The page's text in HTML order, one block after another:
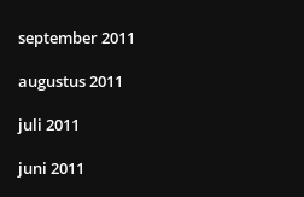
september 2011
augustus 2011
juli 2011
juni 2011